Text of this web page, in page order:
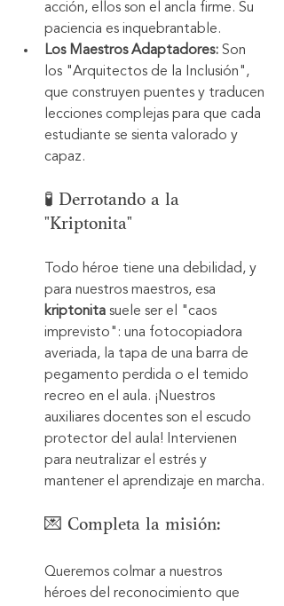
acción, ellos son el ancla firme. Su
paciencia es inquebrantable.
Los Maestros Adaptadores: Son
los "Arquitectos de la Inclusión",
que construyen puentes y traducen
lecciones complejas para que cada
estudiante se sienta valorado y
capaz.
🧪 Derrotando a la
"Kriptonita"
Todo héroe tiene una debilidad, y
para nuestros maestros, esa
kriptonita suele ser el "caos
imprevisto": una fotocopiadora
averiada, la tapa de una barra de
pegamento perdida o el temido
recreo en el aula. ¡Nuestros
auxiliares docentes son el escudo
protector del aula! Intervienen
para neutralizar el estrés y
mantener el aprendizaje en marcha.
💌 Completa la misión:
Queremos colmar a nuestros
héroes del reconocimiento que